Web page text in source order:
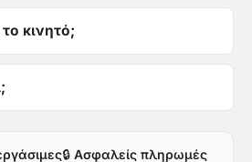
κινητό;
🔒 Ασφαλείς πληρωμές